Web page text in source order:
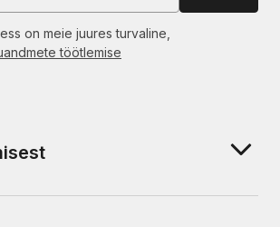
on meie juures turvaline,
töötlemise